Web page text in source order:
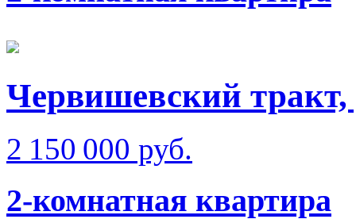
Червишевский
2 150 000 руб.
2-комнатная квартира